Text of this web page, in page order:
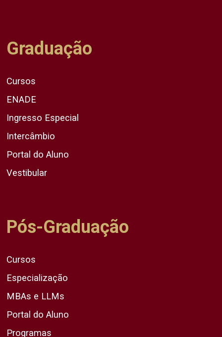
Graduação
Cursos
ENADE
Ingresso Especial
Intercâmbio
Portal do Aluno
Vestibular
Pós-Graduação
Cursos
Especialização
MBAs e LLMs
Portal do Aluno
Programas